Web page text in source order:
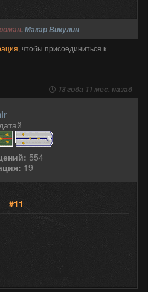
, Макар Викулин
, чтобы присоединиться к
13 года 11 мес. назад
554
19
#11